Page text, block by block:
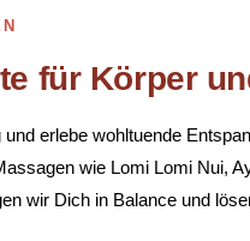
für Körper
erlebe wohltuende
wie Lomi Lomi Nui,
wir Dich in Balance und